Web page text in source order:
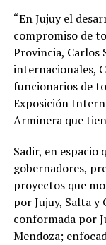
“En Jujuy el
compromiso de
Provincia, Carlos
internacionales,
funcionarios de
Exposición
Arminera que
Sadir, en
gobernadores,
proyectos que
por Jujuy, Salta y
conformada por
Mendoza;